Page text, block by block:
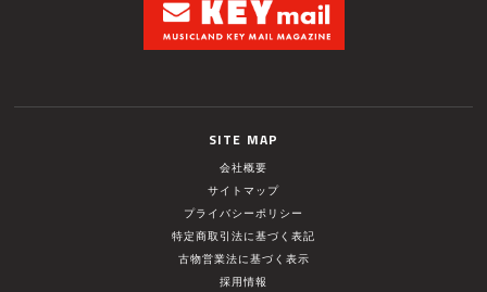
SITE MAP
会社概要
サイトマップ
プライバシーポリシー
特定商取引法に基づく表記
古物営業法に基づく表示
採用情報